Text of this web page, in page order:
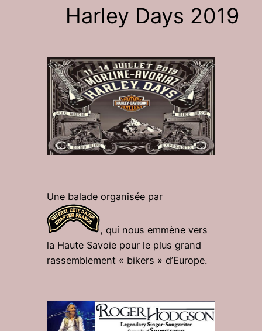
Harley Days 2019
Une balade organisée par
, qui nous emmène vers
la Haute Savoie pour le plus grand
rassemblement « bikers » d’Europe.